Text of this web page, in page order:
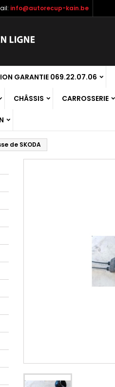
info@autorecup-kain.be
GARANTIE 069.22.07.06
CHÂSSIS CARROSSERIE
de SKODA